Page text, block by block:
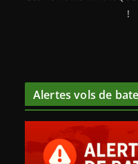
!
Alertes vols de